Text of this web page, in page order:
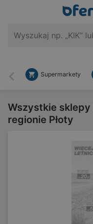
Wstecz
Supermarkety
Wszystkie sklepy
regionie Płoty